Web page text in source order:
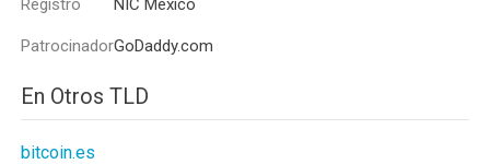
Registro NIC Mexico
PatrocinadorGoDaddy.com
En Otros TLD
bitcoin.es